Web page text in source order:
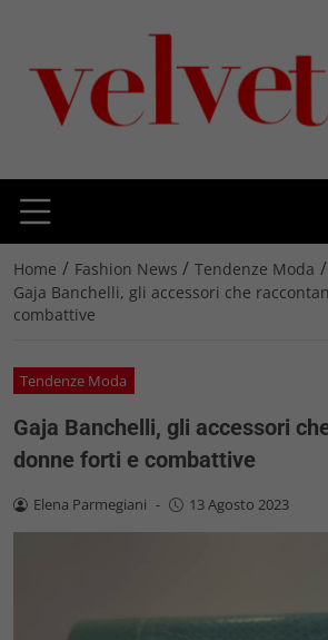
Home / Fashion News / Tendenze Moda /
Gaja Banchelli, gli accessori che
combattive
Tendenze Moda
Gaja Banchelli, gli accessori
donne forti e combattive
Elena Parmegiani - 13 Agosto 2023